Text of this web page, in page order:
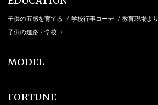
子供の五感を育てる / 学校行事コーデ / 教育現場より
子供の進路・学校 /
MODEL
FORTUNE